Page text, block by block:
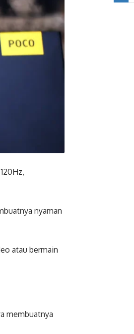
nyaman
atau bermain
membuatnya